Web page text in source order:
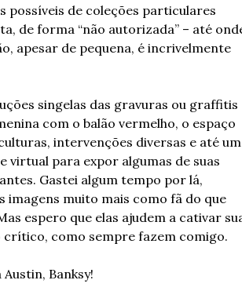
possíveis de coleções particulares
de forma “não autorizada” – até
apesar de pequena, é incrivelmente
singelas das gravuras ou graffitis
com o balão vermelho, o espaço
intervenções diversas e até
virtual para expor algumas de suas
Gastei algum tempo por lá,
imagens muito mais como fã do que
espero que elas ajudem a cativar
crítico, como sempre fazem comigo.
Banksy!